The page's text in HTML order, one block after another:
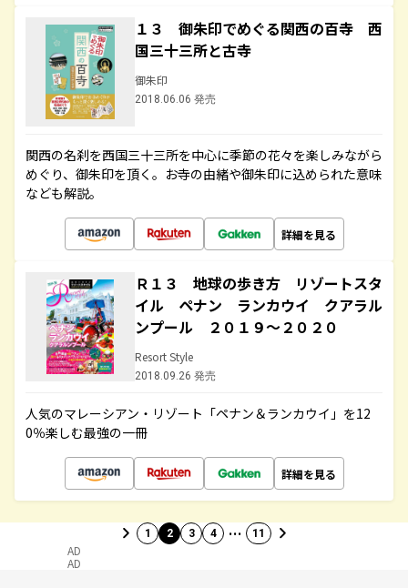
１３ 御朱印でめぐる関西の百寺 西
国三十三所と古寺
御朱印
2018.06.06 発売
関西の名刹を西国三十三所を中心に季節の花々を楽しみながら
めぐり、御朱印を頂く。お寺の由緒や御朱印に込められた意味
なども解説。
詳細を見る
Ｒ１３ 地球の歩き方 リゾートスタ
イル ペナン ランカウイ クアラル
ンプール ２０１９～２０２０
Resort Style
2018.09.26 発売
人気のマレーシアン・リゾート「ペナン＆ランカウイ」を12
0％楽しむ最強の一冊
詳細を見る
1 2 3 4 … 11
AD
AD